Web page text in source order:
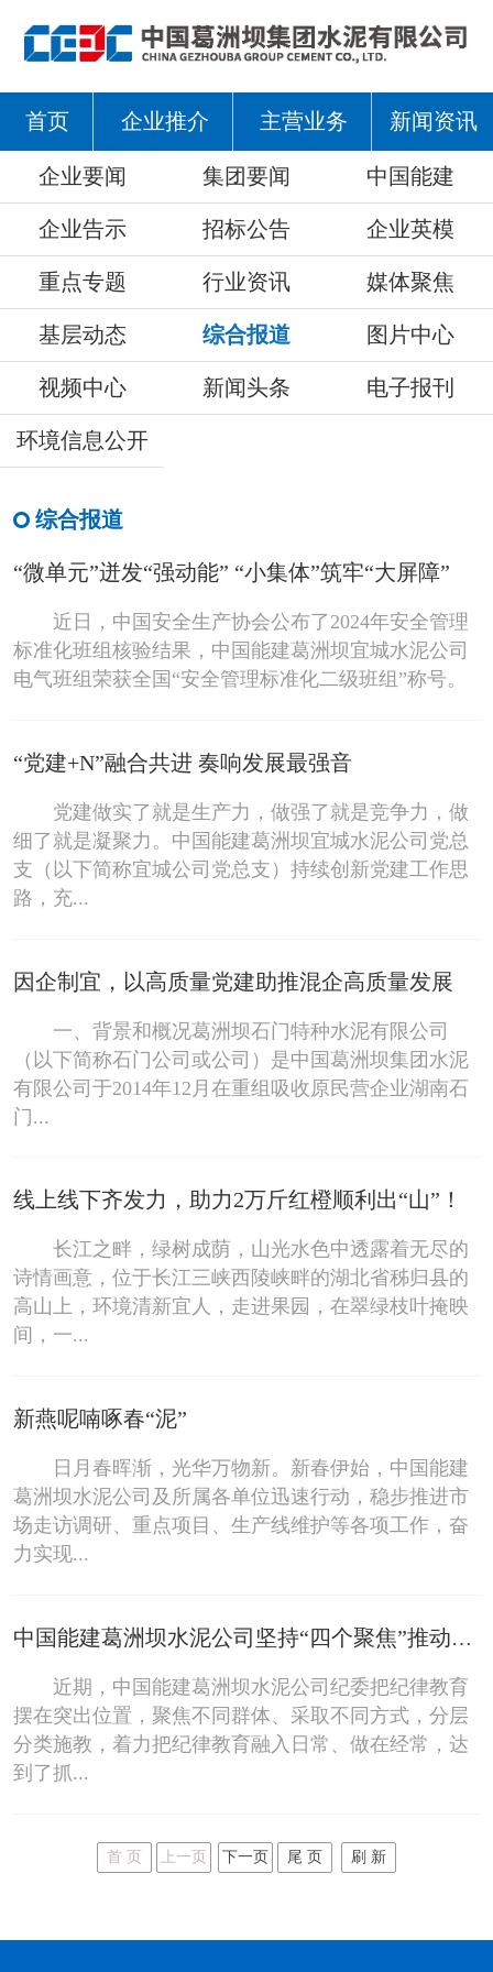
首页 企业推介 主营业务 新闻资讯
企业要闻 集团要闻 中国能建
企业告示 招标公告 企业英模
重点专题 行业资讯 媒体聚焦
基层动态 综合报道 图片中心
视频中心 新闻头条 电子报刊
环境信息公开
综合报道
“微单元”迸发“强动能” “小集体”筑牢“大屏障”
近日，中国安全生产协会公布了2024年安全管理
标准化班组核验结果，中国能建葛洲坝宜城水泥公司
电气班组荣获全国“安全管理标准化二级班组”称号。
“党建+N”融合共进 奏响发展最强音
党建做实了就是生产力，做强了就是竞争力，做
细了就是凝聚力。中国能建葛洲坝宜城水泥公司党总
支（以下简称宜城公司党总支）持续创新党建工作思
路，充...
因企制宜，以高质量党建助推混企高质量发展
一、背景和概况葛洲坝石门特种水泥有限公司
（以下简称石门公司或公司）是中国葛洲坝集团水泥
有限公司于2014年12月在重组吸收原民营企业湖南石
门...
线上线下齐发力，助力2万斤红橙顺利出“山”！
长江之畔，绿树成荫，山光水色中透露着无尽的
诗情画意，位于长江三峡西陵峡畔的湖北省秭归县的
高山上，环境清新宜人，走进果园，在翠绿枝叶掩映
间，一...
新燕呢喃啄春“泥”
日月春晖渐，光华万物新。新春伊始，中国能建
葛洲坝水泥公司及所属各单位迅速行动，稳步推进市
场走访调研、重点项目、生产线维护等各项工作，奋
力实现...
中国能建葛洲坝水泥公司坚持“四个聚焦”推动纪律教育走深走实
近期，中国能建葛洲坝水泥公司纪委把纪律教育
摆在突出位置，聚焦不同群体、采取不同方式，分层
分类施教，着力把纪律教育融入日常、做在经常，达
到了抓...
首 页 上一页 下一页 尾 页 刷 新